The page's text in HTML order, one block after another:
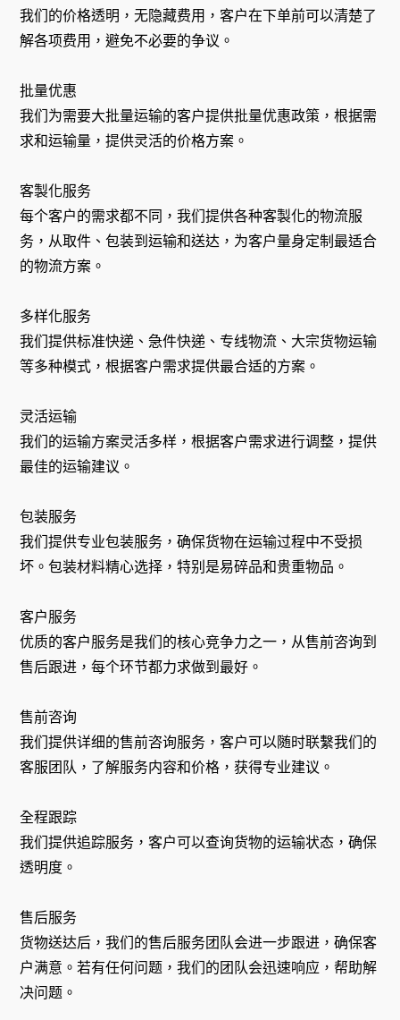
我们的价格透明，无隐藏费用，客户在下单前可以清楚了
解各项费用，避免不必要的争议。
批量优惠
我们为需要大批量运输的客户提供批量优惠政策，根据需
求和运输量，提供灵活的价格方案。
客製化服务
每个客户的需求都不同，我们提供各种客製化的物流服
务，从取件、包装到运输和送达，为客户量身定制最适合
的物流方案。
多样化服务
我们提供标准快递、急件快递、专线物流、大宗货物运输
等多种模式，根据客户需求提供最合适的方案。
灵活运输
我们的运输方案灵活多样，根据客户需求进行调整，提供
最佳的运输建议。
包装服务
我们提供专业包装服务，确保货物在运输过程中不受损
坏。包装材料精心选择，特别是易碎品和贵重物品。
客户服务
优质的客户服务是我们的核心竞争力之一，从售前咨询到
售后跟进，每个环节都力求做到最好。
售前咨询
我们提供详细的售前咨询服务，客户可以随时联繫我们的
客服团队，了解服务内容和价格，获得专业建议。
全程跟踪
我们提供追踪服务，客户可以查询货物的运输状态，确保
透明度。
售后服务
货物送达后，我们的售后服务团队会进一步跟进，确保客
户满意。若有任何问题，我们的团队会迅速响应，帮助解
决问题。